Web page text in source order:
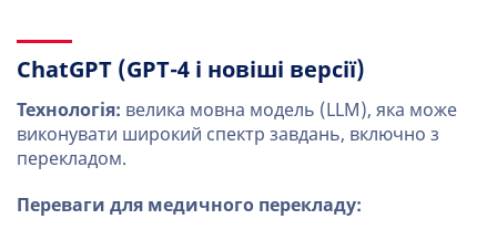
ChatGPT (GPT-4 і новіші версії)
Технологія: велика мовна модель (LLM), яка може
виконувати широкий спектр завдань, включно з
перекладом.
Переваги для медичного перекладу: